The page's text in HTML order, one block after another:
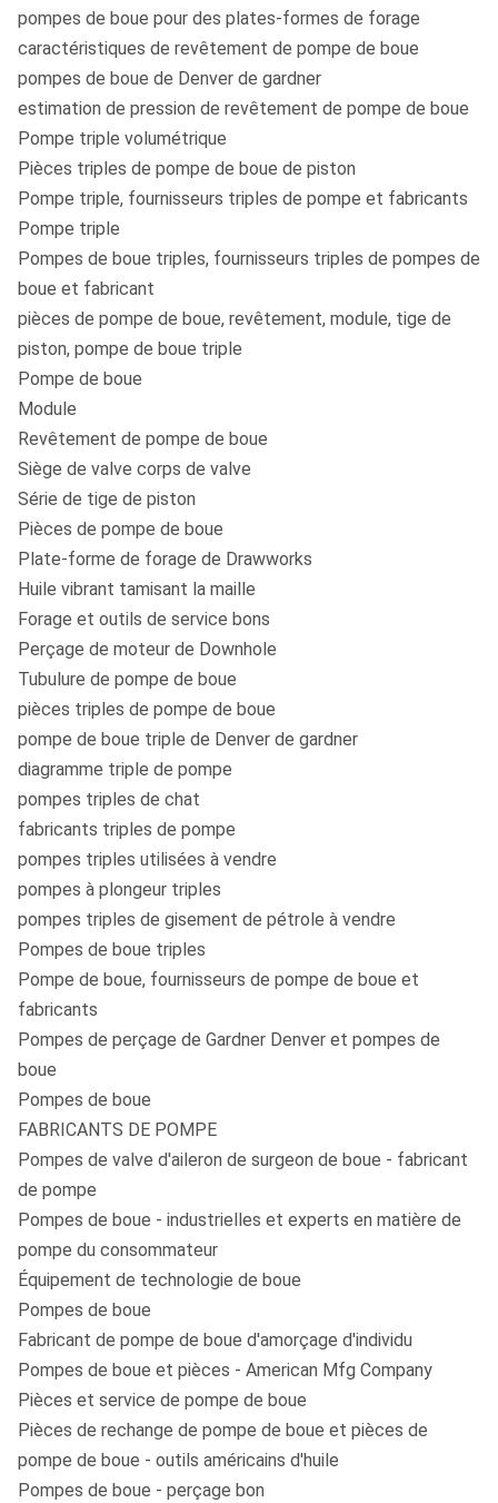
pompes de boue pour des plates-formes de forage
caractéristiques de revêtement de pompe de boue
pompes de boue de Denver de gardner
estimation de pression de revêtement de pompe de boue
Pompe triple volumétrique
Pièces triples de pompe de boue de piston
Pompe triple, fournisseurs triples de pompe et fabricants
Pompe triple
Pompes de boue triples, fournisseurs triples de pompes de
boue et fabricant
pièces de pompe de boue, revêtement, module, tige de
piston, pompe de boue triple
Pompe de boue
Module
Revêtement de pompe de boue
Siège de valve corps de valve
Série de tige de piston
Pièces de pompe de boue
Plate-forme de forage de Drawworks
Huile vibrant tamisant la maille
Forage et outils de service bons
Perçage de moteur de Downhole
Tubulure de pompe de boue
pièces triples de pompe de boue
pompe de boue triple de Denver de gardner
diagramme triple de pompe
pompes triples de chat
fabricants triples de pompe
pompes triples utilisées à vendre
pompes à plongeur triples
pompes triples de gisement de pétrole à vendre
Pompes de boue triples
Pompe de boue, fournisseurs de pompe de boue et
fabricants
Pompes de perçage de Gardner Denver et pompes de
boue
Pompes de boue
FABRICANTS DE POMPE
Pompes de valve d'aileron de surgeon de boue - fabricant
de pompe
Pompes de boue - industrielles et experts en matière de
pompe du consommateur
Équipement de technologie de boue
Pompes de boue
Fabricant de pompe de boue d'amorçage d'individu
Pompes de boue et pièces - American Mfg Company
Pièces et service de pompe de boue
Pièces de rechange de pompe de boue et pièces de
pompe de boue - outils américains d'huile
Pompes de boue - perçage bon